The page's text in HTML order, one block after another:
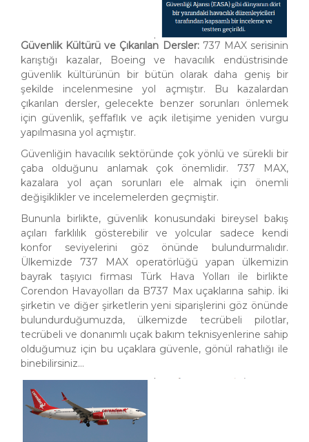
Güvenlik Kültürü ve Çıkarılan Dersler:737 MAX serisinin
karıştığı kazalar, Boeing ve havacılık endüstrisinde
güvenlik kültürünün bir bütün olarak daha geniş bir
şekilde incelenmesine yol açmıştır. Bu kazalardan
çıkarılan dersler, gelecekte benzer sorunları önlemek
için güvenlik, şeffaflık ve açık iletişime yeniden vurgu
yapılmasına yol açmıştır.
Güvenliğin havacılık sektöründe çok yönlü ve sürekli bir
çaba olduğunu anlamak çok önemlidir. 737 MAX,
kazalara yol açan sorunları ele almak için önemli
değişiklikler ve incelemelerden geçmiştir.
Bununla birlikte, güvenlik konusundaki bireysel bakış
açıları farklılık gösterebilir ve yolcular sadece kendi
konfor seviyelerini göz önünde bulundurmalıdır.
Ülkemizde 737 MAX operatörlüğü yapan ülkemizin
bayrak taşıyıcı firması Türk Hava Yolları ile birlikte
Corendon Havayolları da B737 Max uçaklarına sahip. İki
şirketin ve diğer şirketlerin yeni siparişlerini göz önünde
bulundurduğumuzda, ülkemizde tecrübeli pilotlar,
tecrübeli ve donanımlı uçak bakım teknisyenlerine sahip
olduğumuz için bu uçaklara güvenle, gönül rahatlığı ile
binebilirsiniz…